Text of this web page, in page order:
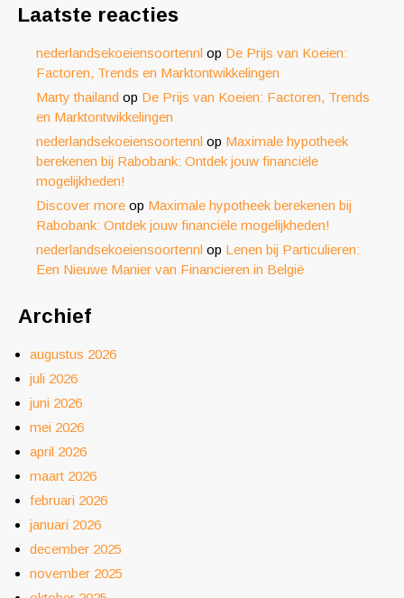
Laatste reacties
nederlandsekoeiensoortennl op De Prijs van Koeien:
Factoren, Trends en Marktontwikkelingen
Marty thailand op De Prijs van Koeien: Factoren, Trends
en Marktontwikkelingen
nederlandsekoeiensoortennl op Maximale hypotheek
berekenen bij Rabobank: Ontdek jouw financiële
mogelijkheden!
Discover more op Maximale hypotheek berekenen bij
Rabobank: Ontdek jouw financiële mogelijkheden!
nederlandsekoeiensoortennl op Lenen bij Particulieren:
Een Nieuwe Manier van Financieren in België
Archief
augustus 2026
juli 2026
juni 2026
mei 2026
april 2026
maart 2026
februari 2026
januari 2026
december 2025
november 2025